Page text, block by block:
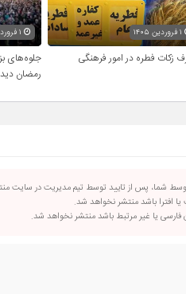
۱ فروردین ۱۴۰۵
زکات فطره در امور فرهنگی
جلوه‌های
رمضان
شما، پس از تایید توسط تیم مدیریت در سایت
افترا باشد منتشر نخواهد شد.
فارسی یا غیر مرتبط باشد منتشر نخواهد شد.